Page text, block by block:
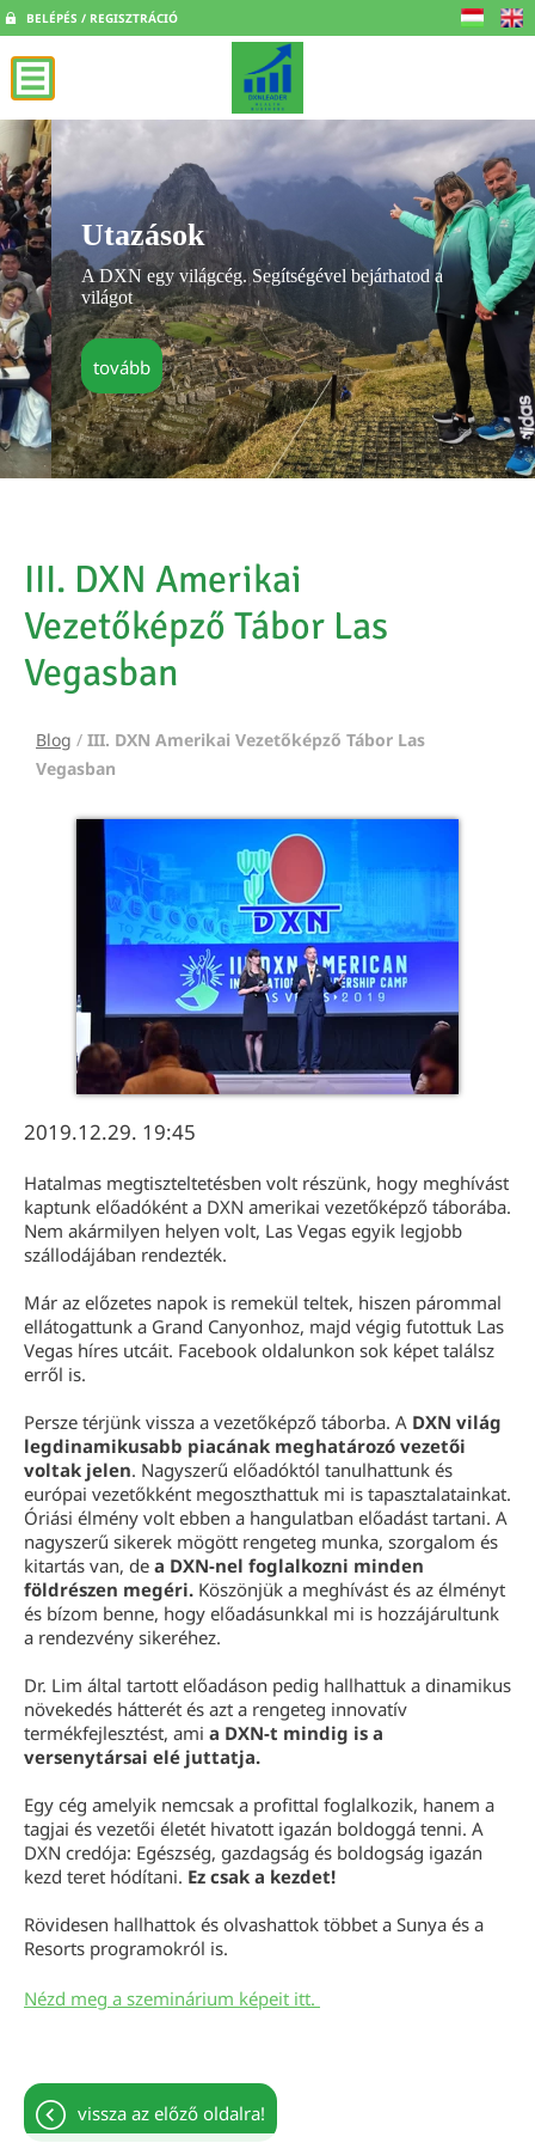
BELÉPÉS / REGISZTRÁCIÓ
Utazások
A DXN egy világcég. Segítségével bejárhatod a
világot
tovább
III. DXN Amerikai
Vezetőképző Tábor Las
Vegasban
Blog / III. DXN Amerikai Vezetőképző Tábor Las
Vegasban
2019.12.29. 19:45
Hatalmas megtiszteltetésben volt részünk, hogy meghívást
kaptunk előadóként a DXN amerikai vezetőképző táborába.
Nem akármilyen helyen volt, Las Vegas egyik legjobb
szállodájában rendezték.
Már az előzetes napok is remekül teltek, hiszen párommal
ellátogattunk a Grand Canyonhoz, majd végig futottuk Las
Vegas híres utcáit. Facebook oldalunkon sok képet találsz
erről is.
Persze térjünk vissza a vezetőképző táborba. A DXN világ
legdinamikusabb piacának meghatározó vezetői
voltak jelen. Nagyszerű előadóktól tanulhattunk és
európai vezetőkként megoszthattuk mi is tapasztalatainkat.
Óriási élmény volt ebben a hangulatban előadást tartani. A
nagyszerű sikerek mögött rengeteg munka, szorgalom és
kitartás van, de a DXN-nel foglalkozni minden
földrészen megéri. Köszönjük a meghívást és az élményt
és bízom benne, hogy előadásunkkal mi is hozzájárultunk
a rendezvény sikeréhez.
Dr. Lim által tartott előadáson pedig hallhattuk a dinamikus
növekedés hátterét és azt a rengeteg innovatív
termékfejlesztést, ami a DXN-t mindig is a
versenytársai elé juttatja.
Egy cég amelyik nemcsak a profittal foglalkozik, hanem a
tagjai és vezetői életét hivatott igazán boldoggá tenni. A
DXN credója: Egészség, gazdagság és boldogság igazán
kezd teret hódítani. Ez csak a kezdet!
Rövidesen hallhattok és olvashattok többet a Sunya és a
Resorts programokról is.
Nézd meg a szeminárium képeit itt.
vissza az előző oldalra!